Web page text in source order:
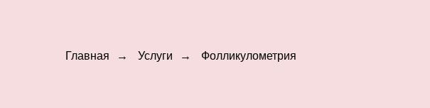
Главная → Услуги → Фолликулометрия